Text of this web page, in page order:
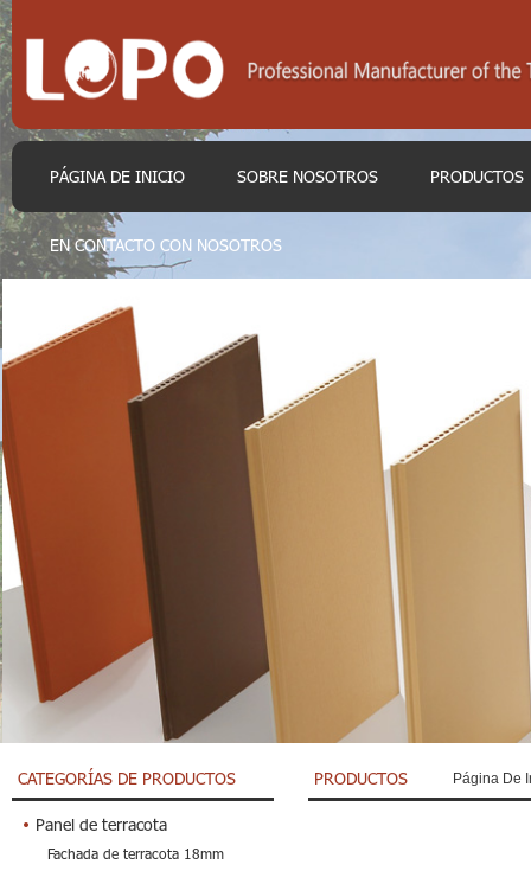
PÁGINA DE INICIO SOBRE NOSOTROS PRODUCTOS
EN CONTACTO CON NOSOTROS
CATEGORÍAS DE PRODUCTOS
Panel de terracota
Fachada de terracota 18mm
PRODUCTOS Página De